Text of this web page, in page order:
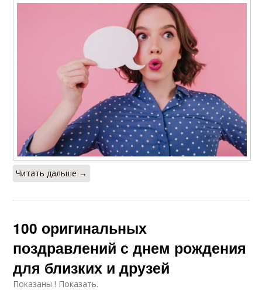
Читать дальше →
100 оригинальных
поздравлений с днем рождения
для близких и друзей
Показаны ! Показать.